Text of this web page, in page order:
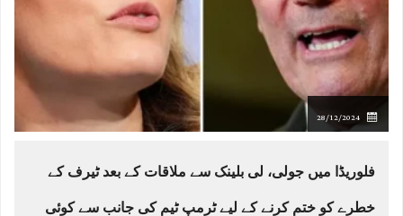
28/12/2024
فلوریڈا میں جولی، لی بلینک سے ملاقات کے بعد ٹیرف کے
خطرے کو ختم کرنے کے لیے ٹرمپ ٹیم کی جانب سے کوئی